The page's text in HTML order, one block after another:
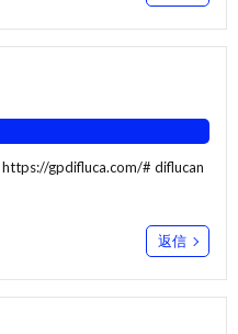
https://gpdifluca.com/# diflucan
返信